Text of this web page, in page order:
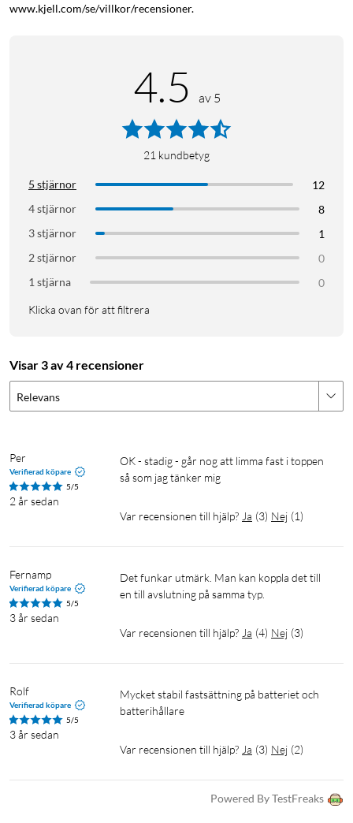
www.kjell.com/se/villkor/recensioner.
4.5 av 5
21 kundbetyg
5 stjärnor
12
4 stjärnor
8
3 stjärnor
1
2 stjärnor
0
1 stjärna
0
Klicka ovan för att filtrera
Visar 3 av 4 recensioner
Relevans
Per
Verifierad köpare
5/5
2 år sedan
OK - stadig - går nog att limma fast i toppen
så som jag tänker mig
Var recensionen till hjälp? Ja (3) Nej (1)
Fernamp
Verifierad köpare
5/5
3 år sedan
Det funkar utmärk. Man kan koppla det till
en till avslutning på samma typ.
Var recensionen till hjälp? Ja (4) Nej (3)
Rolf
Verifierad köpare
5/5
3 år sedan
Mycket stabil fastsättning på batteriet och
batterihållare
Var recensionen till hjälp? Ja (3) Nej (2)
Powered By TestFreaks